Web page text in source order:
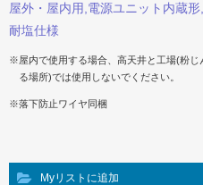
屋外・屋内用,電源ユニット内蔵
耐塩仕様
※屋内で使用する場合、高天井と工場(粉
る場所)では使用しないでください。
※落下防止ワイヤ同梱
Myリストに追加